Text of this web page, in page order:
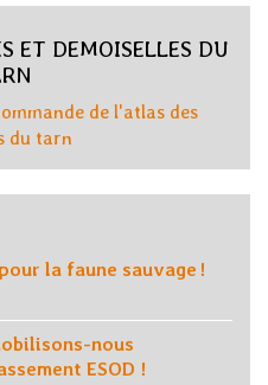
ET DEMOISELLES DU
de l'atlas des
du tarn
la faune sauvage !
nous
ESOD !